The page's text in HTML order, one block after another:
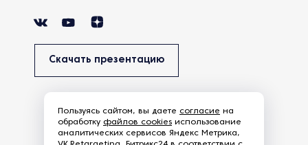
Скачать презентацию
Пользуясь сайтом, вы даете согласие на
обработку файлов cookies использование
аналитических сервисов Яндекс Метрика,